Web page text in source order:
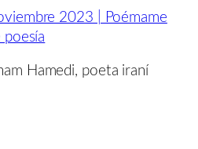
2023 | Poémame
poesía
Hamedi, poeta iraní